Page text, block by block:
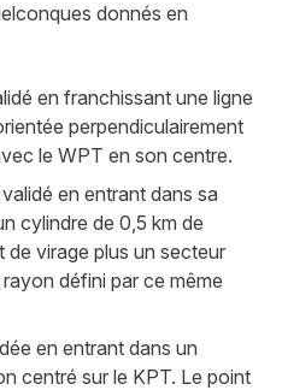
donnés en
en franchissant une ligne
perpendiculairement
le WPT en son centre.
en entrant dans sa
cylindre de 0,5 km de
virage plus un secteur
défini par ce même
en entrant dans un
centré sur le KPT. Le point